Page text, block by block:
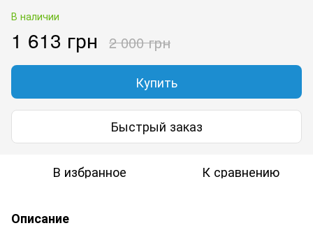
В наличии
1 613 грн 2 000 грн
Купить
Быстрый заказ
В избранное К сравнению
Описание